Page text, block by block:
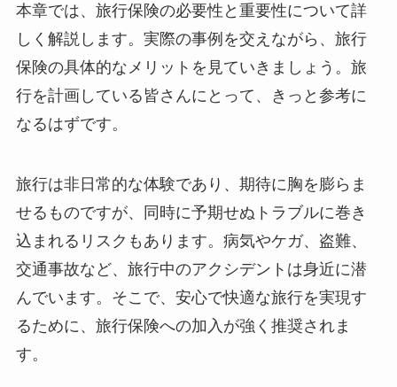
本章では、旅行保険の必要性と重要性について詳
しく解説します。実際の事例を交えながら、旅行
保険の具体的なメリットを見ていきましょう。旅
行を計画している皆さんにとって、きっと参考に
なるはずです。
旅行は非日常的な体験であり、期待に胸を膨らま
せるものですが、同時に予期せぬトラブルに巻き
込まれるリスクもあります。病気やケガ、盗難、
交通事故など、旅行中のアクシデントは身近に潜
んでいます。そこで、安心で快適な旅行を実現す
るために、旅行保険への加入が強く推奨されま
す。